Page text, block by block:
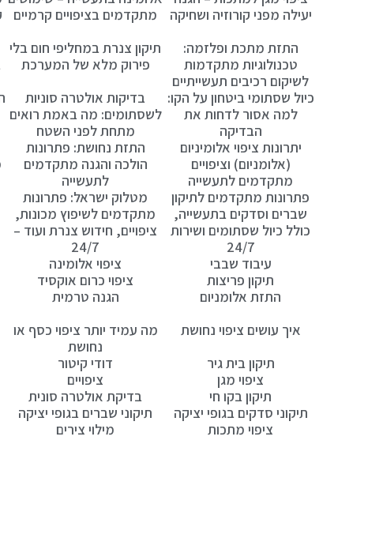
יעילה מפני קורוזיה ושחיקה
מתקדמים בציפויים קרמיים
התזת מתכת ופלזמה:
טכנולוגיות מתקדמות
לשיקום רכיבים תעשייתיים
תיקון צנרת במחליפי חום בלי
פירוק מלא של המערכת
כיול שסתומי ביטחון על הקו:
למה אסור לדחות את
הבדיקה
בדיקות אולטרה סוניות
לשסתומים: מה באמת רואים
מתחת לפני השטח
יתרונות ציפוי אלומיניום
(אלומניום) וציפויים
מתקדמים לתעשייה
התזת נחושת: פתרונות
הולכה והגנה מתקדמים
לתעשייה
פתרונות מתקדמים לתיקון
שברים וסדקים בתעשייה,
כולל כיול שסתומים ושירות
24/7
מטלוק ישראל: פתרונות
מתקדמים לשיפוץ מכונות,
ציפויים, חידוש צנרת ועוד –
24/7
עיבוד שבבי ציפוי אלומינה
תיקון פריצות
ציפוי כרום אוקסיד
התזת אלומניום
הגנה טרמית
איך עושים ציפוי נחושת
מה עמיד יותר ציפוי כסף או
נחושת
תיקון בית גיר
דודי קיטור
ציפוי מגן
ציפויים
תיקון בקו חי
בדיקת אולטרה סונית
תיקוני סדקים בגופי יציקה
תיקוני שברים בגופי יציקה
ציפוי מתכות
מילוי צירים